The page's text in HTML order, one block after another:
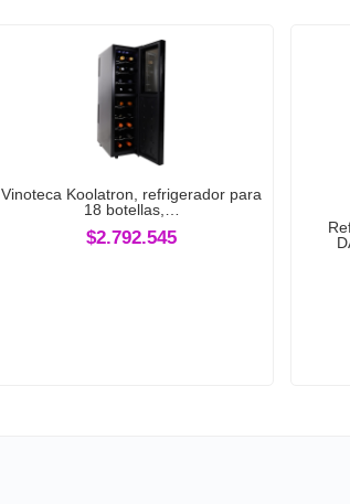
Vinoteca Koolatron, refrigerador para
18 botellas,…
$2.792.545